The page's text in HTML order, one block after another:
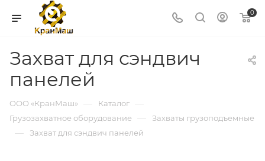
0
Захват для сэндвич
панелей
ООО «КранМаш» — Каталог —
Грузозахватное оборудование — Захваты грузоподъемные
— Захват для сэндвич панелей